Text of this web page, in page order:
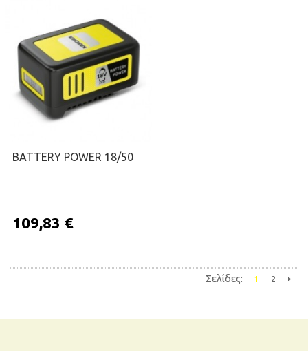
ΠΡΟΣΘΉΚΗ ΣΤΟ ΚΑΛΆΘΙ
BATTERY POWER 18/50
109,83 €
Σελίδες: 1
2